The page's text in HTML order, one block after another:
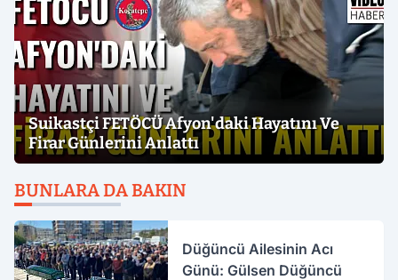
Suikastçi FETÖCÜ Afyon'daki Hayatını Ve
Firar Günlerini Anlattı
BUNLARA DA BAKIN
Düğüncü Ailesinin Acı
Günü: Gülsen Düğüncü